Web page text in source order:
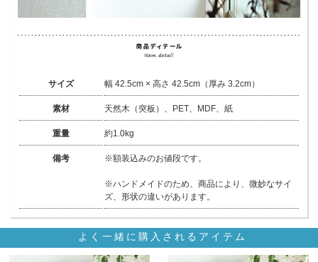
サイズ 幅 42.5cm × 高さ 42.5cm（厚み 3.2cm）
素材 天然木（突板）、PET、MDF、紙
重量 約1.0kg
備考 ※額装込みのお値段です。
※ハンドメイドのため、商品により、微妙なサイ
ズ、形状の違いがあります。
よく一緒に購入されるアイテム